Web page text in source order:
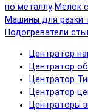
по металлу Мелок
Машины для резки
Подогреватели
Центратор
Центратор
Центратор
Центратор
Центраторы